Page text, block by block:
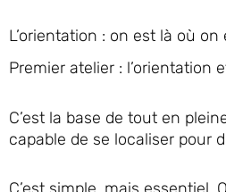
L’orientation : on est là où
Premier atelier : l’orientation
C’est la base de tout en
capable de se localiser pour